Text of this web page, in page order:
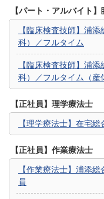
【パート・アルバイト
【臨床検査技師】浦
科）／フルタイム
【臨床検査技師】浦
科）／フルタイム（産
【正社員】理学療法士
【理学療法士】在宅
【正社員】作業療法士
【作業療法士】浦添
員